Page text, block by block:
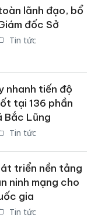
lãnh đạo, bổ
đốc Sở
Tin tức
nhanh tiến độ
tại 136 phần
Bắc Lũng
Tin tức
triển nền tảng
ninh mạng cho
gia
Tin tức